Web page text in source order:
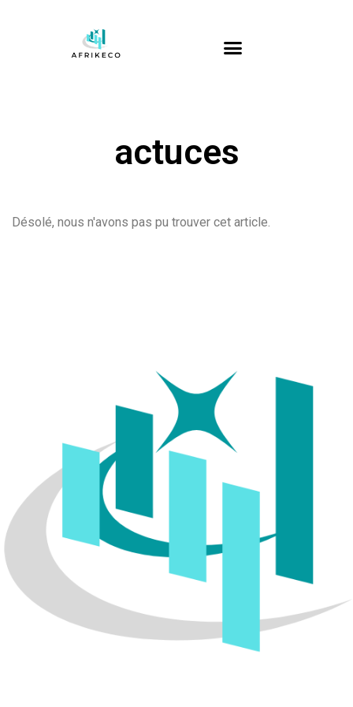
actuces
Désolé, nous n'avons pas pu trouver cet article.